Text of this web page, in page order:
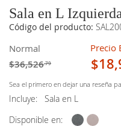
Sala en L
Código del producto:
Normal
$36,526.79
Precio
Sea el primero en dejar una reseña
Incluye:
Sala en L
Disponible en: